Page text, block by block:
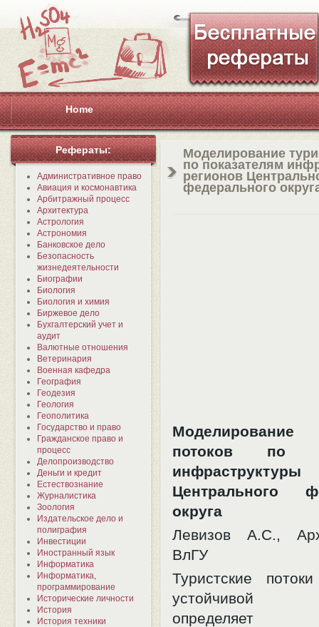
Home
Рефераты:
Административное право
Авиация и космонавтика
Арбитражный процесс
Архитектура
Астрология
Астрономия
Банковское дело
Безопасность
жизнедеятельности
Биографии
Биология
Биология и химия
Биржевое дело
Бухгалтерский учет и
аудит
Валютные отношения
Ветеринария
Военная кафедра
География
Геодезия
Геология
Геополитика
Государство и право
Гражданское право и
процесс
Делопроизводство
Деньги и кредит
Естествознание
Журналистика
Зоология
Издательское дело и
полиграфия
Инвестиции
Иностранный язык
Информатика
Информатика,
программирование
Исторические личности
История
История техники
Моделирование
по показателям
регионов
федерального
Моделирование
потоков по
Центрального
округа
Левизов А.С.,
ВлГУ
Туристские
устойчивой
определяет